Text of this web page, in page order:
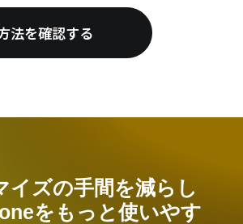
法を確認する
イズの手間を減らし
をもっと使いやす